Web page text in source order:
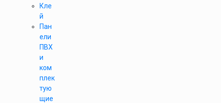
Кле
й
Пан
ели
ПВХ
и
ком
плек
тую
щие